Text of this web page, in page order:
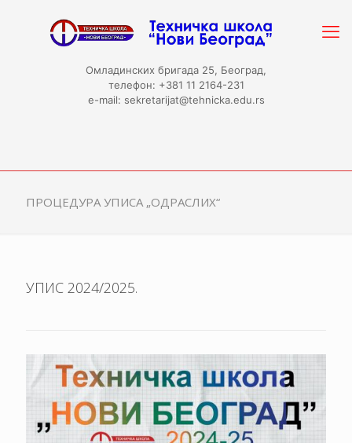
Омладинских бригада 25, Београд,
телефон: +381 11 2164-231
e-mail: sekretarijat@tehnicka.edu.rs
ПРОЦЕДУРА УПИСА „ОДРАСЛИХ“
УПИС 2024/2025.